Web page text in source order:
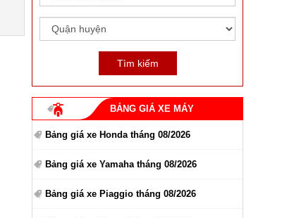
BẢNG GIÁ XE MÁY
Bảng giá xe Honda tháng 08/2026
Bảng giá xe Yamaha tháng 08/2026
Bảng giá xe Piaggio tháng 08/2026